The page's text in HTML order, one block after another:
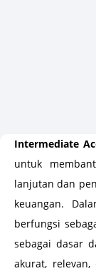
Intermediate
untuk
lanjutan dan
keuangan.
berfungsi
sebagai dasar
akurat,